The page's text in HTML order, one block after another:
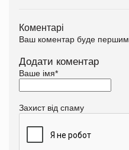
Коментарі
Ваш коментар буде першим.
Додати коментар
Ваше імя*
Захист від спаму